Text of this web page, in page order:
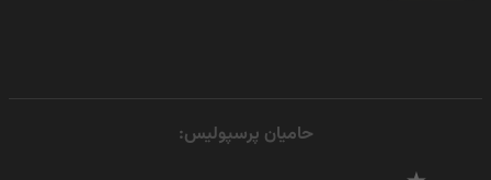
حامیان پرسپولیس: